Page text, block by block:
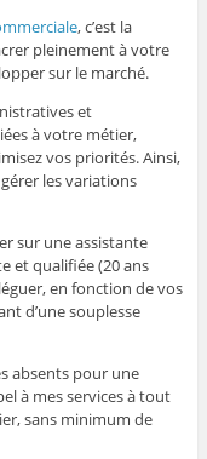
, c’est la
pleinement à votre
sur le marché.
et
à votre métier,
vos priorités. Ainsi,
les variations
sur une assistante
et qualifiée (20 ans
en fonction de vos
d’une souplesse
absents pour une
à mes services à tout
sans minimum de